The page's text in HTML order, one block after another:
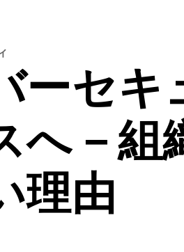
ーセキ
へ－組
理由